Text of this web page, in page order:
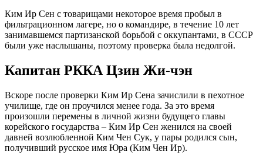
Ким Ир Сен с товарищами некоторое время пробыл в
фильтрационном лагере, но о командире, в течение 10 лет
занимавшемся партизанской борьбой с оккупантами, в СССР
были уже наслышаны, поэтому проверка была недолгой.
Капитан РККА Цзин Жи-чэн
Вскоре после проверки Ким Ир Сена зачислили в пехотное
училище, где он проучился менее года. За это время
произошли перемены в личной жизни будущего главы
корейского государства – Ким Ир Сен женился на своей
давней возлюбленной Ким Чен Сук, у пары родился сын,
получивший русское имя Юра (Ким Чен Ир).